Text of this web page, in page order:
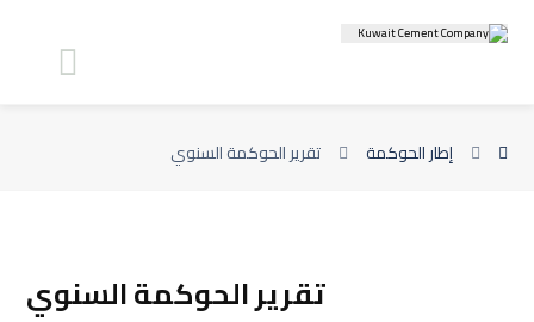
إطار الحوكمة تقرير الحوكمة السنوي
تقرير الحوكمة السنوي